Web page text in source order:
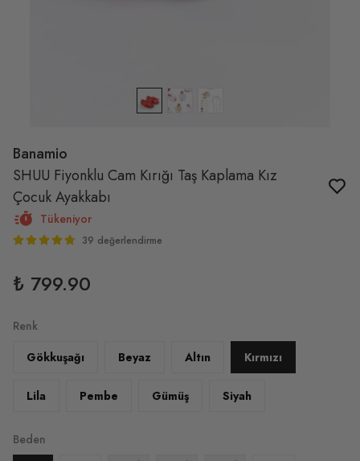
Banamio
SHUU Fiyonklu Cam Kırığı Taş Kaplama Kız
Çocuk Ayakkabı
Tükeniyor
39 değerlendirme
₺ 799.90
Renk
Gökkuşağı
Beyaz Altın Kırmızı
Lila Pembe Gümüş Siyah
Beden